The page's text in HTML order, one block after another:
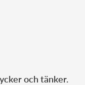
och tänker.